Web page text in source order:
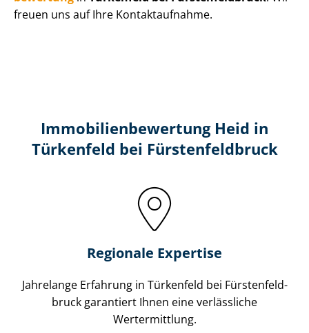
freuen uns auf Ihre Kontaktaufnahme.
Immobilien­bewertung Heid in
Türkenfeld bei Fürs­ten­feld­bruck
Regionale Expertise
Jahrelange Erfahrung in Türkenfeld bei Fürs­ten­feld­
bruck garantiert Ihnen eine verlässliche
Wertermittlung.